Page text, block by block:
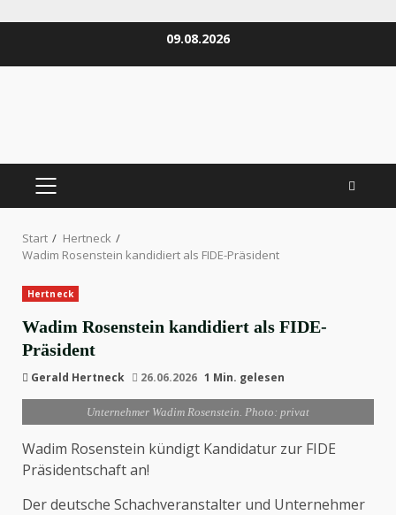
09.08.2026
PRIMÄRES
Start
Hertneck
Wadim Rosenstein kandidiert als FIDE-Präsident
Hertneck
Wadim Rosenstein kandidiert als FIDE-
Präsident
Gerald Hertneck 26.06.2026 1 Min. gelesen
Unternehmer Wadim Rosenstein. Photo: privat
Wadim Rosenstein kündigt Kandidatur zur FIDE
Präsidentschaft an!
Der deutsche Schachveranstalter und Unternehmer